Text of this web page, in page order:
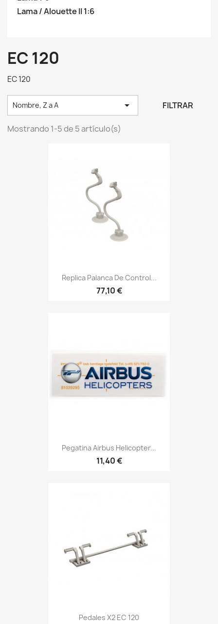
Lama / Alouette II 1:6
EC 120
EC 120
Nombre, Z a A  FILTRAR
Mostrando 1-5 de 5 artículo(s)
Replica Palanca De Control...
77,10 €
Pegatina Airbus Helicopter...
11,40 €
Pedales X2 EC 120